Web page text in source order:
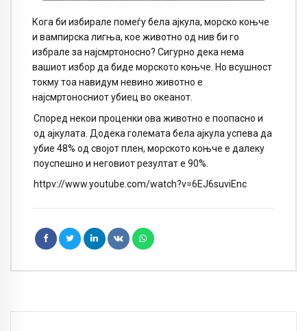
Кога би избирале помеѓу бела ајкула, морско коњче
и вампирска лигња, кое животно од нив би го
избрале за најсмртоносно? Сигурно дека нема
вашиот избор да биде морското коњче. Но всушност
токму тоа навидум невино животно е
најсмртоносниот убиец во океанот.
Според некои проценки ова животно е поопасно и
од ајкулата. Додека големата бела ајкула успева да
убие 48% од својот плен, морското коњче е далеку
поуспешно и неговиот резултат е 90%.
httpv://www.youtube.com/watch?v=6EJ6suviEnc